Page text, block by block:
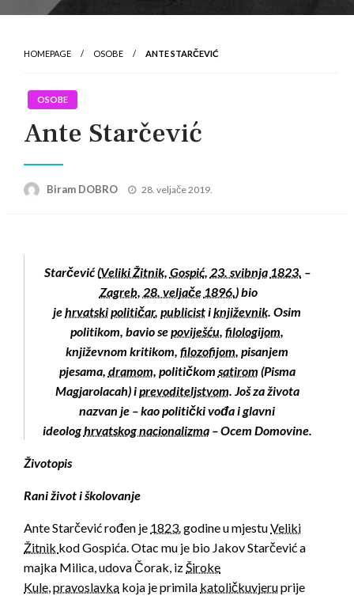
HOMEPAGE OSOBE ANTE STARČEVIĆ
OSOBE
Ante Starčević
Biram DOBRO
Posted
28. veljače 2019.
Starčević(Veliki Žitnik, Gospić, 23. svibnja 1823. –
Zagreb, 28. veljače 1896.) bio
jehrvatskipolitičar, publicistiknjiževnik. Osim
politikom, bavio sepoviješću, filologijom,
književnom kritikom, filozofijom, pisanjem
pjesama, dramom, političkom satirom (Pisma
Magjarolacah)iprevoditeljstvom. Još za života
nazvan je – kao politički vođa i glavni
ideologhrvatskog nacionalizma–Ocem Domovine.
Životopis
Rani život i školovanje
Ante Starčević rođen je 1823.godine u mjestuVeliki
Žitnik kod Gospića.Otac mu je bio Jakov Starčević a
majka Milica, udova Čorak, izŠiroke
Kule,pravoslavka koja je primila katoličkuvjeruprije